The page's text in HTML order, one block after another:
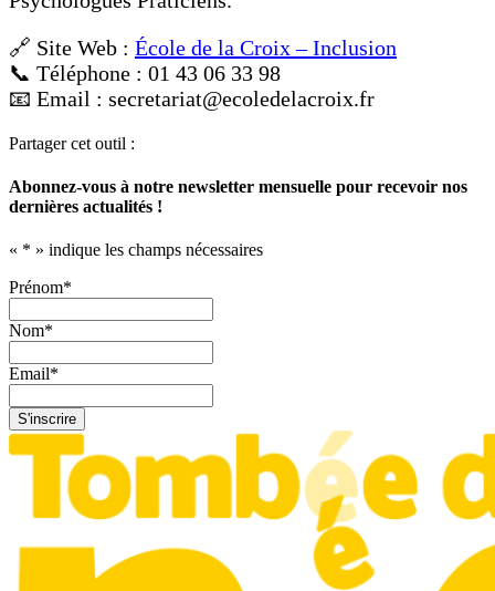
🔗 Site Web : École de la Croix – Inclusion
📞 Téléphone : 01 43 06 33 98
📧 Email : secretariat@ecoledelacroix.fr
Partager cet outil :
Abonnez-vous à notre newsletter mensuelle pour recevoir nos
dernières actualités !
« * » indique les champs nécessaires
Prénom*
Nom*
Email*
S'inscrire